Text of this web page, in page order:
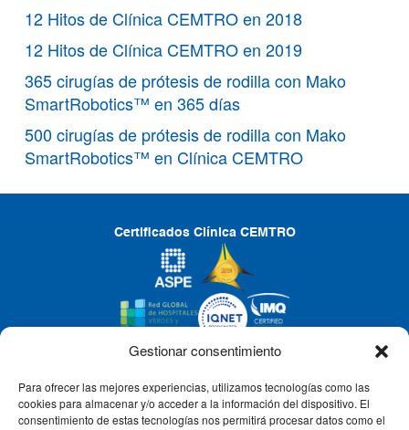
Gestionar consentimiento
Para ofrecer las mejores experiencias, utilizamos tecnologías como las
cookies para almacenar y/o acceder a la información del dispositivo. El
consentimiento de estas tecnologías nos permitirá procesar datos como el
12 Hitos de Clínica CEMTRO en 2018
12 Hitos de Clínica CEMTRO en 2019
365 cirugías de prótesis de rodilla con Mako
SmartRobotics™ en 365 días
500 cirugías de prótesis de rodilla con Mako
SmartRobotics™ en Clínica CEMTRO
Certificados Clínica CEMTRO
CLÍNICA CEMTRO